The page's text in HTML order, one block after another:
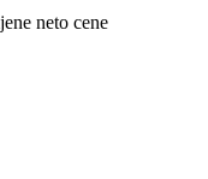
neto cene